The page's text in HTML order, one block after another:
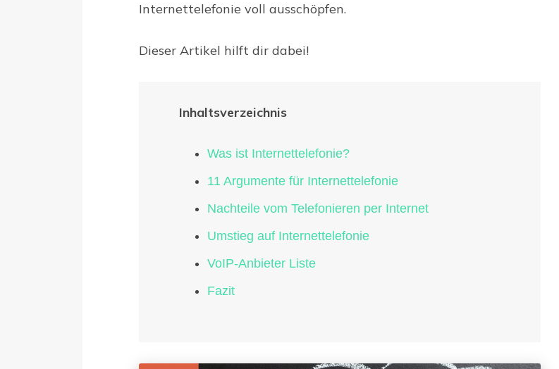
Internettelefonie voll ausschöpfen.
Dieser Artikel hilft dir dabei!
Inhaltsverzeichnis
Was ist Internettelefonie?
11 Argumente für Internettelefonie
Nachteile vom Telefonieren per Internet
Umstieg auf Internettelefonie
VoIP-Anbieter Liste
Fazit